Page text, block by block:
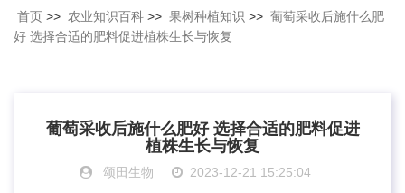
首页 >> 农业知识百科 >> 果树种植知识 >> 葡萄采收后施什么肥
好 选择合适的肥料促进植株生长与恢复
葡萄采收后施什么肥好 选择合适的肥料促进
植株生长与恢复
颂田生物 2023-12-21 15:25:04